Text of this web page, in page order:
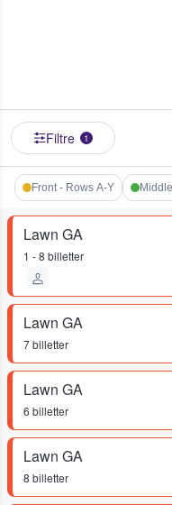
Filtre 1
Front - Rows A-Y
Lawn GA
1 - 8 billetter
Lawn GA
7 billetter
Lawn GA
6 billetter
Lawn GA
8 billetter